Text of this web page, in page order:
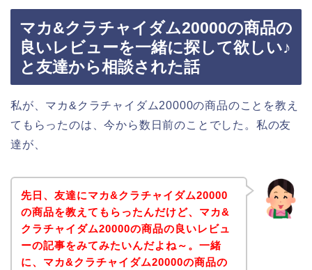
マカ&クラチャイダム20000の商品の
良いレビューを一緒に探して欲しい♪
と友達から相談された話
私が、マカ&クラチャイダム20000の商品のことを教え
てもらったのは、今から数日前のことでした。私の友
達が、
先日、友達にマカ&クラチャイダム20000
の商品を教えてもらったんだけど、マカ&
クラチャイダム20000の商品の良いレビュ
ーの記事をみてみたいんだよね～。一緒
に、マカ&クラチャイダム20000の商品の